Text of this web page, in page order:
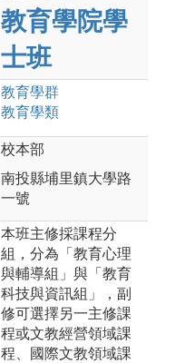
教育學院學
士班
教育學群
教育學類
校本部
南投縣埔里鎮大學路
一號
本班主修採課程分
組，分為「教育心理
與輔導組」與「教育
科技與資訊組」，副
修可選擇另一主修課
程或文教經營領域課
程、國際文教領域課